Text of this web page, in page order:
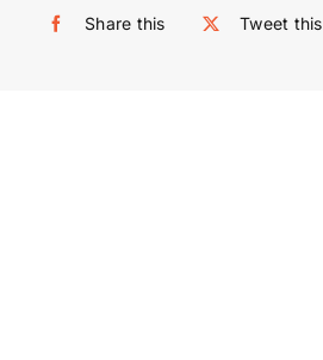
Share this Tweet this